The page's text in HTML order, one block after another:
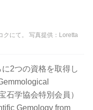
クにて。 写真提供：Loretta
2つの資格を取得し
石学協会特別会員）
Gemology from